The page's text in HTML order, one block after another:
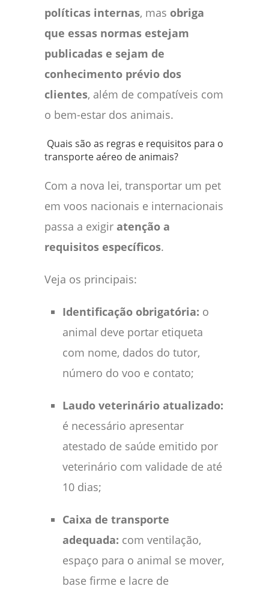
políticas internas, mas obriga
que essas normas estejam
publicadas e sejam de
conhecimento prévio dos
clientes, além de compatíveis com
o bem-estar dos animais.
Quais são as regras e requisitos para o
transporte aéreo de animais?
Com a nova lei, transportar um pet
em voos nacionais e internacionais
passa a exigir atenção a
requisitos específicos.
Veja os principais:
Identificação obrigatória: o
animal deve portar etiqueta
com nome, dados do tutor,
número do voo e contato;
Laudo veterinário atualizado:
é necessário apresentar
atestado de saúde emitido por
veterinário com validade de até
10 dias;
Caixa de transporte
adequada: com ventilação,
espaço para o animal se mover,
base firme e lacre de